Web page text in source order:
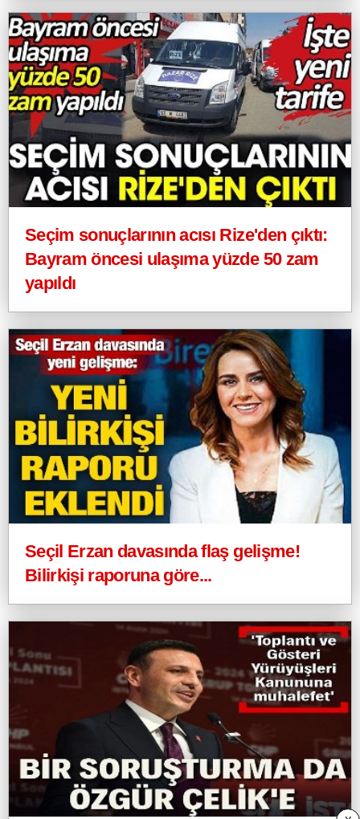
Seçim sonuçlarının acısı Rize'den çıktı:
Bayram öncesi ulaşıma yüzde 50 zam
yapıldı
Seçil Erzan davasında flaş gelişme!
Bilirkişi raporuna göre...